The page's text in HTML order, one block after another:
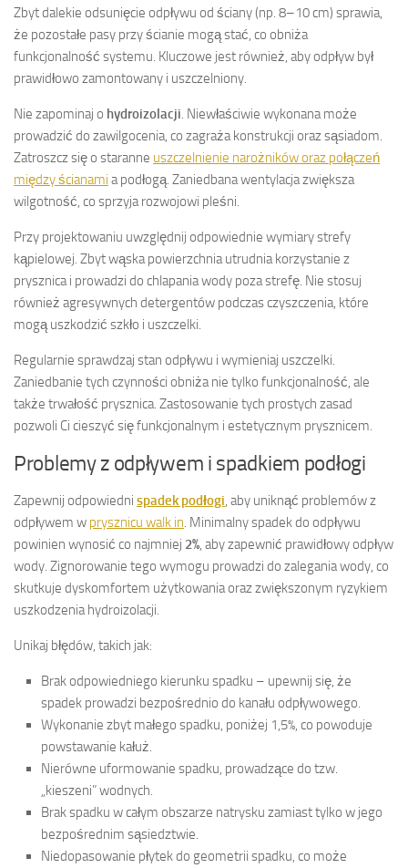
Zbyt dalekie odsunięcie odpływu od ściany (np. 8–10 cm) sprawia,
że pozostałe pasy przy ścianie mogą stać, co obniża
funkcjonalność systemu. Kluczowe jest również, aby odpływ był
prawidłowo zamontowany i uszczelniony.
Nie zapominaj o hydroizolacji . Niewłaściwie wykonana może
prowadzić do zawilgocenia, co zagraża konstrukcji oraz sąsiadom.
Zatroszcz się o staranne uszczelnienie narożników oraz połączeń
między ścianami a podłogą. Zaniedbana wentylacja zwiększa
wilgotność, co sprzyja rozwojowi pleśni.
Przy projektowaniu uwzględnij odpowiednie wymiary strefy
kąpielowej. Zbyt wąska powierzchnia utrudnia korzystanie z
prysznica i prowadzi do chlapania wody poza strefę. Nie stosuj
również agresywnych detergentów podczas czyszczenia, które
mogą uszkodzić szkło i uszczelki.
Regularnie sprawdzaj stan odpływu i wymieniaj uszczelki.
Zaniedbanie tych czynności obniża nie tylko funkcjonalność, ale
także trwałość prysznica. Zastosowanie tych prostych zasad
pozwoli Ci cieszyć się funkcjonalnym i estetycznym prysznicem.
Problemy z odpływem i spadkiem podłogi
Zapewnij odpowiedni spadek podłogi , aby uniknąć problemów z
odpływem w prysznicu walk in . Minimalny spadek do odpływu
powinien wynosić co najmniej 2% , aby zapewnić prawidłowy odpływ
wody. Zignorowanie tego wymogu prowadzi do zalegania wody, co
skutkuje dyskomfortem użytkowania oraz zwiększonym ryzykiem
uszkodzenia hydroizolacji.
Unikaj błędów, takich jak:
Brak odpowiedniego kierunku spadku – upewnij się, że
spadek prowadzi bezpośrednio do kanału odpływowego.
Wykonanie zbyt małego spadku, poniżej 1,5%, co powoduje
powstawanie kałuż.
Nierówne uformowanie spadku, prowadzące do tzw.
„kieszeni” wodnych.
Brak spadku w całym obszarze natrysku zamiast tylko w jego
bezpośrednim sąsiedztwie.
Niedopasowanie płytek do geometrii spadku, co może